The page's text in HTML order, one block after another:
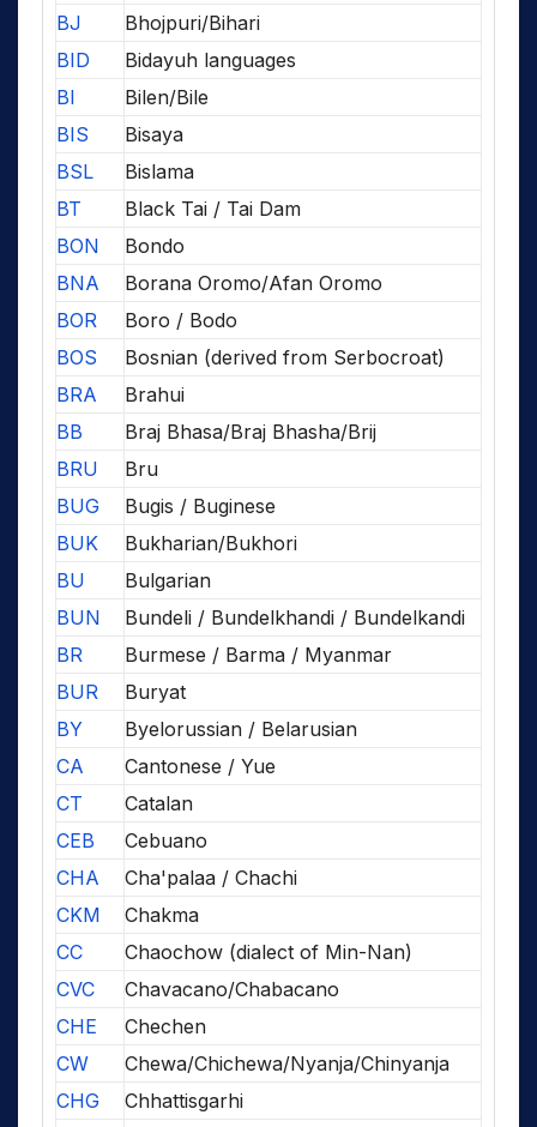
BJ
Bhojpuri/Bihari
BID
Bidayuh languages
BI
Bilen/Bile
BIS
Bisaya
BSL
Bislama
BT
Black Tai / Tai Dam
BON
Bondo
BNA
Borana Oromo/Afan Oromo
BOR
Boro / Bodo
BOS
Bosnian (derived from Serbocroat)
BRA
Brahui
BB
Braj Bhasa/Braj Bhasha/Brij
BRU
Bru
BUG
Bugis / Buginese
BUK
Bukharian/Bukhori
BU
Bulgarian
BUN
Bundeli / Bundelkhandi / Bundelkandi
BR
Burmese / Barma / Myanmar
BUR
Buryat
BY
Byelorussian / Belarusian
CA
Cantonese / Yue
CT
Catalan
CEB
Cebuano
CHA
Cha'palaa / Chachi
CKM
Chakma
CC
Chaochow (dialect of Min-Nan)
CVC
Chavacano/Chabacano
CHE
Chechen
CW
Chewa/Chichewa/Nyanja/Chinyanja
CHG
Chhattisgarhi